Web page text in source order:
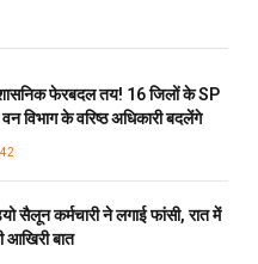
फेरबदल तय! 16 जिलों के SP
विभाग के वरिष्ठ अधिकारी बदलेंगे
सैलून कर्मचारी ने लगाई फांसी, रात में
आखिरी बात